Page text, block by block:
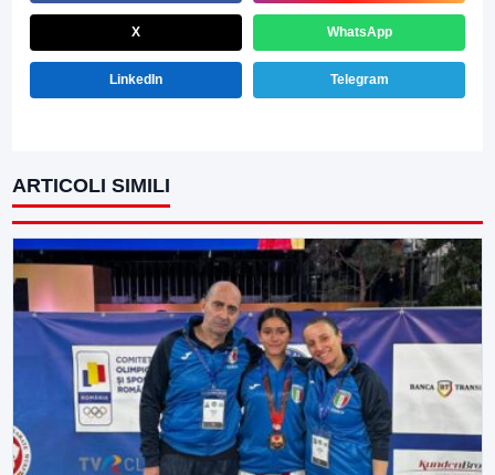
X WhatsApp
LinkedIn Telegram
ARTICOLI SIMILI